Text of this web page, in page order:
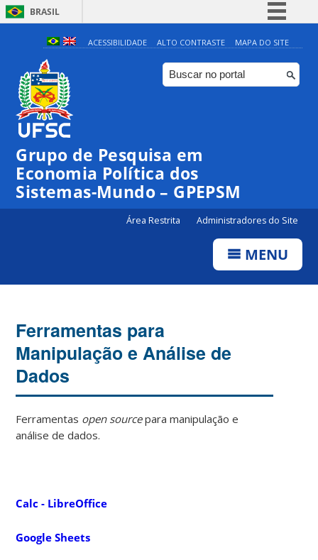
BRASIL
Simplifique!
Comunica BR
Participe
ACESSIBILIDADE ALTO CONTRASTE MAPA DO SITE
Grupo de Pesquisa em
Economia Política dos
Sistemas-Mundo – GPEPSM
Área Restrita Administradores do Site
MENU
Ferramentas para
Manipulação e Análise de
Dados
Ferramentas open sourcepara manipulação e
análise de dados.
Calc - LibreOffice
Google Sheets